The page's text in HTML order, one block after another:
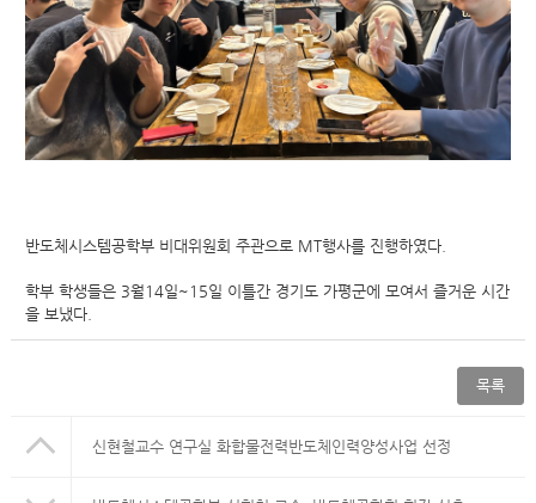
반도체시스템공학부 비대위원회 주관으로 MT행사를 진행하였다.
학부 학생들은 3월14일~15일 이틀간 경기도 가평군에 모여서 즐거운 시간
을 보냈다.
목록
신현철교수 연구실 화합물전력반도체인력양성사업 선정